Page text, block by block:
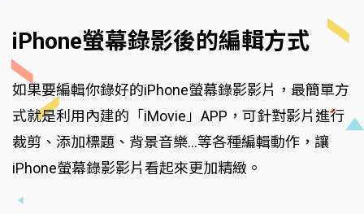
iPhone螢幕錄影後的編輯方式
如果要編輯你錄好的iPhone螢幕錄影影片，最簡單方
式就是利用內建的「iMovie」APP，可針對影片進行
裁剪、添加標題、背景音樂...等各種編輯動作，讓
iPhone螢幕錄影影片看起來更加精緻。